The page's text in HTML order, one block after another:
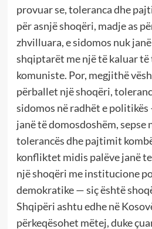
provuar se, toleranca dhe
për asnjë shoqëri, madje as
zhvilluara, e sidomos nuk
shqiptarët me një të kaluar
komuniste. Por, megjithë
përballet një shoqëri,
sidomos në radhët e
janë të domosdoshëm, sepse
tolerancës dhe pajtimit
konfliktet midis palëve janë
një shoqëri me institucione
demokratike — siç është
Shqipëri ashtu edhe në
përkeqësohet mëtej, duke